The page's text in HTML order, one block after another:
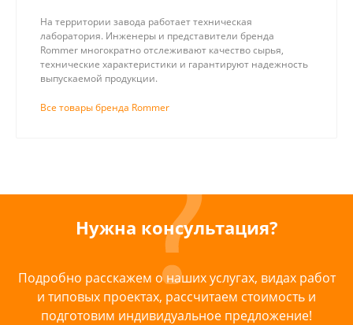
На территории завода работает техническая
лаборатория. Инженеры и представители бренда
Rommer многократно отслеживают качество сырья,
технические характеристики и гарантируют надежность
выпускаемой продукции.
Все товары бренда Rommer
Нужна консультация?
Подробно расскажем о наших услугах, видах работ
и типовых проектах, рассчитаем стоимость и
подготовим индивидуальное предложение!